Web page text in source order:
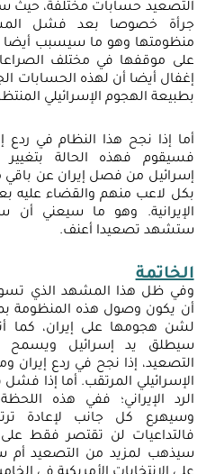
حسابات مختلفة، حيث سيصبح
خصوصا بعد فشل المساندة
وهو ما سيسبب أيضا لها
موقفها في مختلف الصراعات
أيضا أن لهذه الحسابات
الهجوم الإسرائيلي المنتظر
إذا نجح هذا النظام في ردع إيران
فهذه الحالة بتغيير
من فصل إيران عن باقي محور
لاعب منهم والقضاء عليه بعد
وهو ما سيعني أن
تصعيدا أعنف.
ظل هذا المشهد الذي تسوده
يكون وصول هذه المنظومة بمثابة
هجومها على إيران، كما أنه قد
يد إسرائيل ويسمح لها
إذا نجح في ردع إيران
المرتقب. أما إذا فشل في
الإيراني؛ ففي هذه اللحظة
كل جانب لإعادة ترتيب
لن تقتصر فقط على ما
لمزيد من التصعيد أم